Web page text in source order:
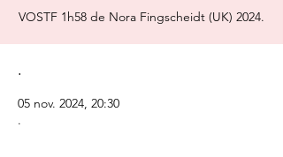
VOSTF 1h58 de Nora Fingscheidt (UK) 2024.
.
05 nov. 2024, 20:30
.